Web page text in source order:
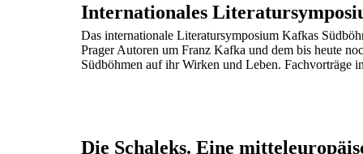
Internationales
Das internationale Literatursymposium Kafkas
Prager Autoren um Franz Kafka und dem bis heute
Südböhmen auf ihr Wirken und Leben. Fachvorträge
Die Schaleks. Eine